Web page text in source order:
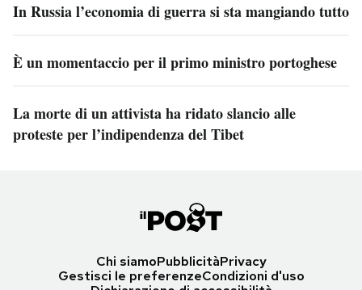
In Russia l’economia di guerra si sta mangiando tutto
È un momentaccio per il primo ministro portoghese
La morte di un attivista ha ridato slancio alle
proteste per l’indipendenza del Tibet
Chi siamoPubblicitàPrivacy
Gestisci le preferenzeCondizioni d'uso